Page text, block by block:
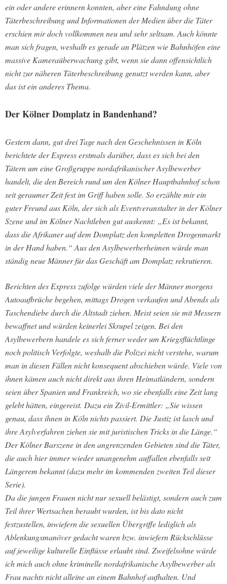
ein oder andere erinnern konnten, aber eine Fahndung ohne
Täterbeschreibung und Informationen der Medien über die Täter
erschien mir doch vollkommen neu und sehr seltsam. Auch könnte
man sich fragen, weshalb es gerade an Plätzen wie Bahnhöfen eine
massive Kameraüberwachung gibt, wenn sie dann offensichtlich
nicht zur näheren Täterbeschreibung genutzt werden kann, aber
das ist ein anderes Thema.
Der Kölner Domplatz in Bandenhand?
Gestern dann, gut drei Tage nach den Geschehnissen in Köln
berichtete der Express erstmals darüber, dass es sich bei den
Tätern um eine Großgruppe nordafrikanischer Asylbewerber
handelt, die den Bereich rund um den Kölner Hauptbahnhof schon
seit geraumer Zeit fest im Griff haben solle. So erzählte mir ein
guter Freund aus Köln, der sich als Eventveranstalter in der Kölner
Szene und im Kölner Nachtleben gut auskennt: „Es ist bekannt,
dass die Afrikaner auf dem Domplatz den kompletten Drogenmarkt
in der Hand haben.“ Aus den Asylbewerberheimen würde man
ständig neue Männer für das Geschäft am Domplatz rekrutieren.
Berichten des Express zufolge würden viele der Männer morgens
Autoaufbrüche begehen, mittags Drogen verkaufen und Abends als
Taschendiebe durch die Altstadt ziehen. Meist seien sie mit Messern
bewaffnet und würden keinerlei Skrupel zeigen. Bei den
Asylbewerbern handele es sich ferner weder um Kriegsflüchtlinge
noch politisch Verfolgte, weshalb die Polizei nicht verstehe, warum
man in diesen Fällen nicht konsequent abschieben würde. Viele von
ihnen kämen auch nicht direkt aus ihren Heimatländern, sondern
seien über Spanien und Frankreich, wo sie ebenfalls eine Zeit lang
gelebt hätten, eingereist. Dazu ein Zivil-Ermittler: „Sie wissen
genau, dass ihnen in Köln nichts passiert. Die Justiz ist lasch und
ihre Asylverfahren ziehen sie mit juristischen Tricks in die Länge.“
Der Kölner Barszene in den angrenzenden Gebieten sind die Täter,
die auch hier immer wieder unangenehm auffallen ebenfalls seit
Längerem bekannt (dazu mehr im kommenden zweiten Teil dieser
Serie).
Da die jungen Frauen nicht nur sexuell belästigt, sondern auch zum
Teil ihrer Wertsachen beraubt wurden, ist bis dato nicht
festzustellen, inwiefern die sexuellen Übergriffe lediglich als
Ablenkungsmanöver gedacht waren bzw. inwiefern Rückschlüsse
auf jeweilige kulturelle Einflüsse erlaubt sind. Zweifelsohne würde
ich mich auch ohne kriminelle nordafrikanische Asylbewerber als
Frau nachts nicht alleine an einem Bahnhof aufhalten. Und